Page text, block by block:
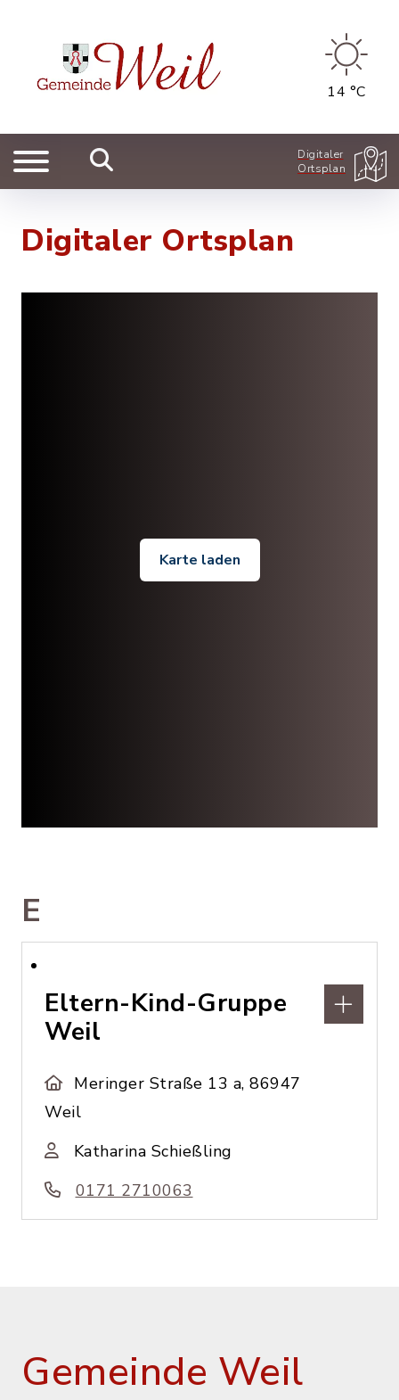
14 °C
Digitaler
Ortsplan
Digitaler Ortsplan
Karte laden
E
Eltern-Kind-Gruppe
Weil
Meringer Straße 13 a, 86947
Weil
Katharina Schießling
0171 2710063
Gemeinde Weil